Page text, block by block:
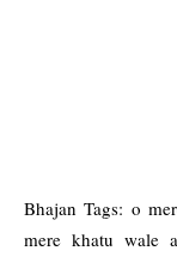
Bhajan Tags: o
mere khatu wale